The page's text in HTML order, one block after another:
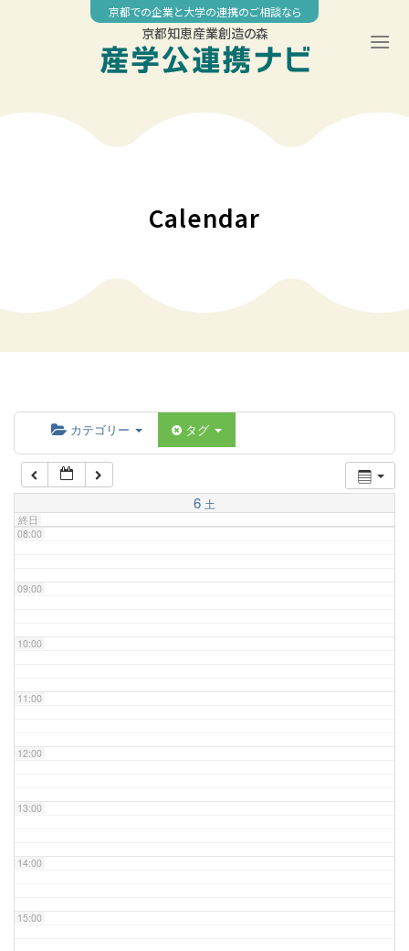
京都での企業と大学の連携のご相談なら
京都知恵産業創造の森
Calendar
カテゴリー タグ
6 土
終日
04:00
07:00
08:00
09:00
10:00
11:00
12:00
13:00
14:00
15:00